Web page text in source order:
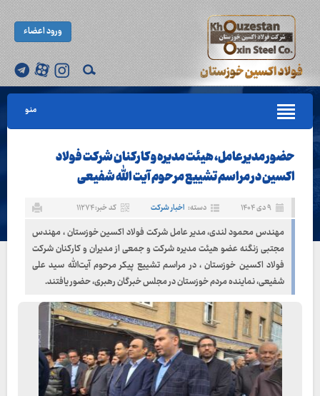
ورود اعضاء
منو
حضور مدیرعامل، هیئت‌ مدیره و کارکنان شرکت فولاد
اکسین در مراسم تشییع مرحوم آیت الله شفیعی
۹ دی ۱۴۰۴ دسته: اخبار شرکت کد خبر: ۱۱۲۷۴
مهندس محمود لندی، مدیر عامل شرکت فولاد اکسین خوزستان ، مهندس
مجتبی زنگنه عضو هیئت‌ مدیره شرکت و جمعی از مدیران و کارکنان شرکت
فولاد اکسین خوزستان ، در مراسم تشییع پیکر مرحوم آیت‌الله سید علی
شفیعی، نماینده مردم خوزستان در مجلس خبرگان رهبری، حضور یافتند.